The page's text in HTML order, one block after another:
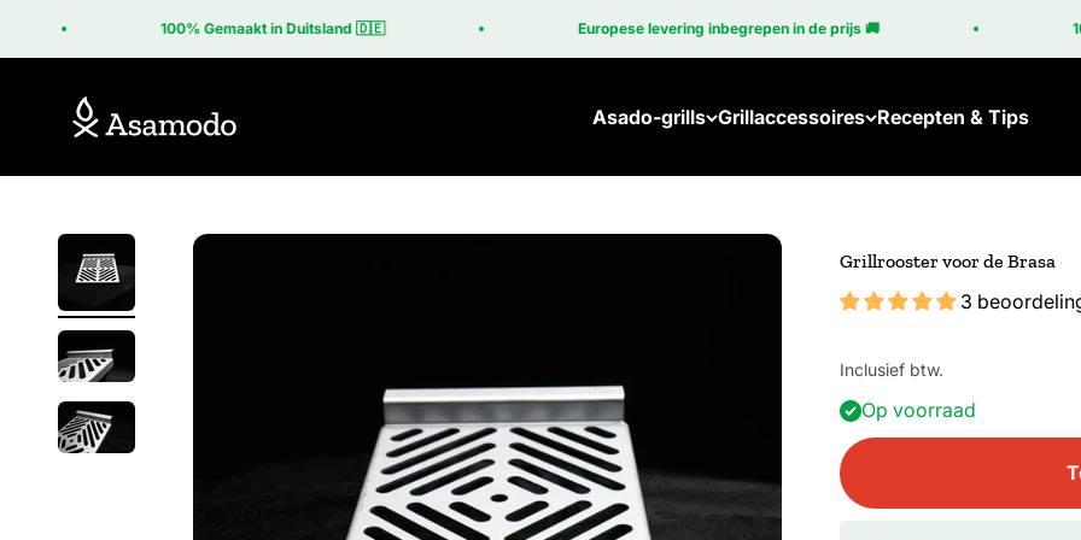
100% Gemaakt in Duitsland 🇩🇪 Europese levering inbegrepen in de prijs 🚚
Asado-grills
Brasa Coupé
Grillaccessoires
Accessoires voor de Cube
Recepten & Tips
Asamodo
Grillrooster voor de Brasa
3
Inclusief btw.
Op voorraad